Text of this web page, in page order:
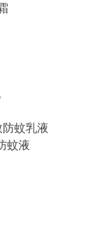
蚊乳液
蚊液
蚊乳液
蚊液